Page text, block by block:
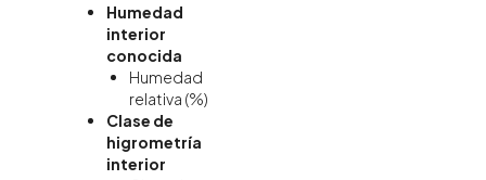
Humedad
interior
conocida
Humedad
relativa (%)
Clase de
higrometría
interior